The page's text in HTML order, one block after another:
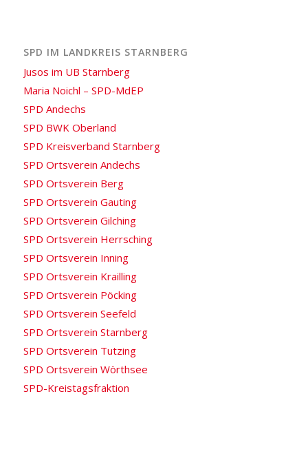
SPD IM LANDKREIS STARNBERG
Jusos im UB Starnberg
Maria Noichl – SPD-MdEP
SPD Andechs
SPD BWK Oberland
SPD Kreisverband Starnberg
SPD Ortsverein Andechs
SPD Ortsverein Berg
SPD Ortsverein Gauting
SPD Ortsverein Gilching
SPD Ortsverein Herrsching
SPD Ortsverein Inning
SPD Ortsverein Krailling
SPD Ortsverein Pöcking
SPD Ortsverein Seefeld
SPD Ortsverein Starnberg
SPD Ortsverein Tutzing
SPD Ortsverein Wörthsee
SPD-Kreistagsfraktion